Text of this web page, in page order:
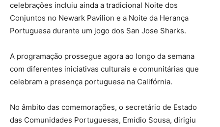
celebrações incluiu ainda a tradicional Noite dos
Conjuntos no Newark Pavilion e a Noite da Herança
Portuguesa durante um jogo dos San Jose Sharks.
A programação prossegue agora ao longo da semana
com diferentes iniciativas culturais e comunitárias que
celebram a presença portuguesa na Califórnia.
No âmbito das comemorações, o secretário de Estado
das Comunidades Portuguesas, Emídio Sousa, dirigiu